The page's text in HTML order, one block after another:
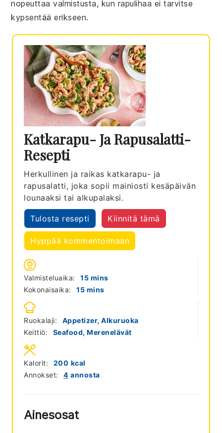
nopeuttaa valmistusta, kun rapulihaa ei tarvitse
kypsentää erikseen.
Katkarapu- Ja Rapusalatti-
Resepti
Herkullinen ja raikas katkarapu- ja
rapusalatti, joka sopii mainiosti kesäpäivän
lounaaksi tai alkupalaksi.
Tulosta resepti Kiinnitä tämä
Hyppää kommentoimaan
Valmisteluaika: 15minutes
mins
Kokonaisaika:
15minutes
mins
Ruokalaji:
Appetizer, Alkuruoka
Keittiö:
Seafood, Merenelävät
Annokset: 4 annosta
Kalorit: 200 kcal
Ainesosat